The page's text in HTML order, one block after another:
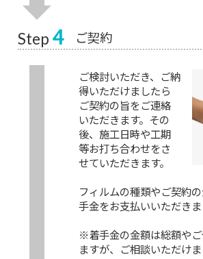
Step 4 ご契約
ご検討いただき、ご納
得いただけましたら
ご契約の旨をご連絡
いただきます。その
後、施工日時や工期
等お打ち合わせをさ
せていただきます。
フィルムの種類やご契約
手金をお支払いいただきま
※着手金の金額は総額や
ますが、ご相談いただけ